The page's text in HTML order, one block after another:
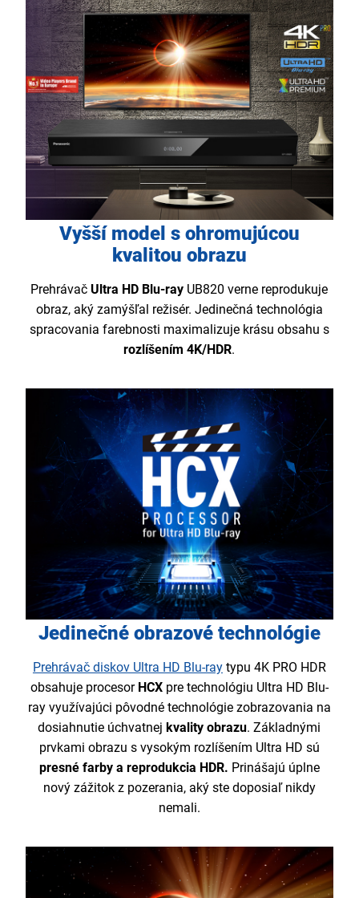
Vyšší model s ohromujúcou
kvalitou obrazu
PrehrávačUltra HD Blu-ray UB820 verne reprodukuje
obraz, aký zamýšľal režisér. Jedinečná technológia
spracovania farebnosti maximalizuje krásu obsahu s
rozlíšením 4K/HDR.
Jedinečné obrazové technológie
Prehrávač diskov Ultra HD Blu-raytypu 4K PRO HDR
obsahuje procesor HCX pre technológiu Ultra HD Blu-
ray využívajúci pôvodné technológie zobrazovania na
dosiahnutie úchvatnejkvality obrazu. Základnými
prvkami obrazu s vysokým rozlíšením Ultra HD sú
presné farby a reprodukcia HDR. Prinášajú úplne
nový zážitok z pozerania, aký ste doposiaľ nikdy
nemali.